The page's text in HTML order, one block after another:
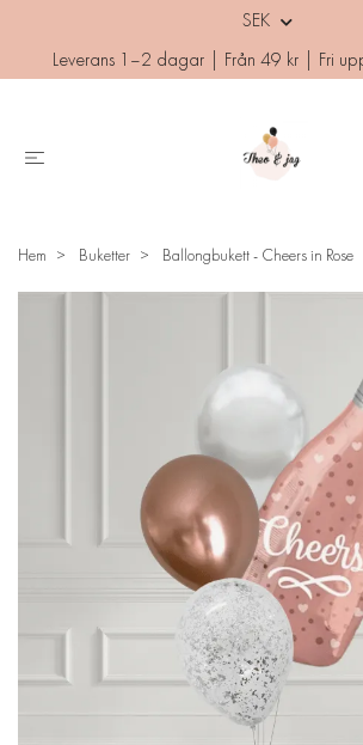
SEK
Leverans 1–2 dagar | Från 49 kr | Fri
Hem Buketter Ballongbukett - Cheers in Rose